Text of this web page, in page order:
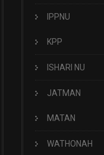
IPPNU
KPP
ISHARI NU
JATMAN
MATAN
WATHONAH